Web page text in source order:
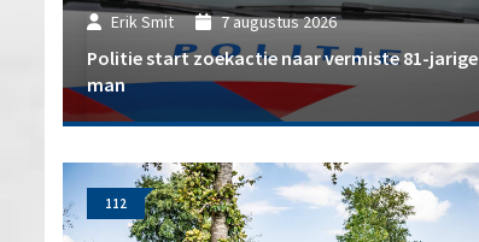
Erik Smit 7 augustus 2026
Politie start zoekactie naar vermiste 81-jarige
man
112